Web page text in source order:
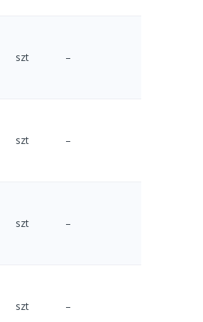
szt –
szt –
szt –
szt –